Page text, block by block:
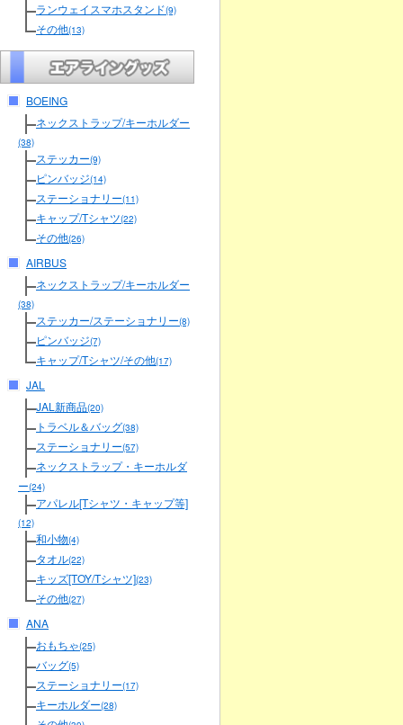
ランウェイスマホスタンド(9)
その他(13)
BOEING
ネックストラップ/キーホルダー
(38)
ステッカー(9)
ピンバッジ(14)
ステーショナリー(11)
キャップ/Tシャツ(22)
その他(26)
AIRBUS
ネックストラップ/キーホルダー
(38)
ステッカー/ステーショナリー(8)
ピンバッジ(7)
キャップ/Tシャツ/その他(17)
JAL
JAL新商品(20)
トラベル＆バッグ(38)
ステーショナリー(57)
ネックストラップ・キーホルダ
ー(24)
アパレル[Tシャツ・キャップ等]
(12)
和小物(4)
タオル(22)
キッズ[TOY/Tシャツ](23)
その他(27)
ANA
おもちゃ(25)
バッグ(5)
ステーショナリー(17)
キーホルダー(28)